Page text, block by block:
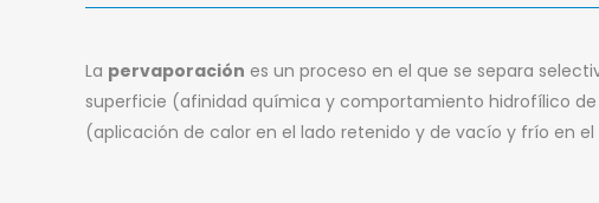
La pervaporación es un proceso en el que se separa
superficie (afinidad química y comportamiento hidrofílico
(aplicación de calor en el lado retenido y de vacío y frío en